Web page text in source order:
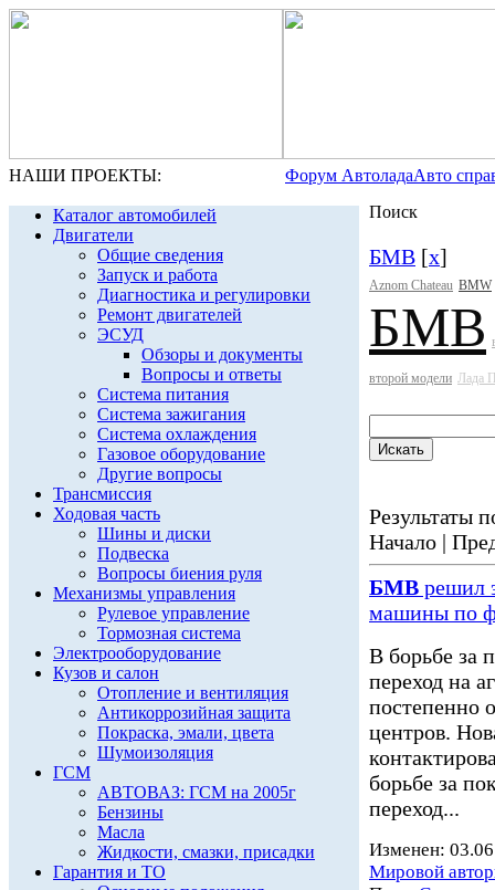
НАШИ ПРОЕКТЫ: Форум АвтоладаАвто
Каталог автомобилей
Двигатели
Общие сведения
Запуск и работа
Диагностика и регулировки
Ремонт двигателей
ЭСУД
Обзоры и документы
Вопросы и ответы
Система питания
Система зажигания
Система охлаждения
Газовое оборудование
Другие вопросы
Трансмиссия
Ходовая часть
Шины и диски
Подвеска
Вопросы биения руля
Механизмы управления
Рулевое управление
Тормозная система
Электрооборудование
Кузов и салон
Отопление и вентиляция
Антикоррозийная защита
Покраска, эмали, цвета
Шумоизоляция
ГСМ
АВТОВАЗ: ГСМ на 2005г
Бензины
Масла
Жидкости, смазки, присадки
Гарантия и ТО
Поиск
БМВ [x]
Aznom Chateau BMW
БМВ
второй модели Лада
Результаты
Начало |
БМВ решил
машины по
В борьбе за
переход на
постепенно
центров.
борьбе за
переход...
Изменен:
Мировой